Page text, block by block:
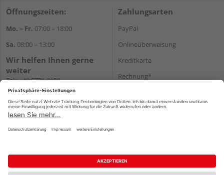
Öffnungszeiten:
Mo. – Fr. 07:00 – 18:00
Sa. 08:00 – 13:00
Wir helfen Ihnen gerne
weiter
Tel.:+49 5771 9150
E-Mail:info@holz-hassfeld.de
WhatsApp
Zahlungsarten
PayPal
Onlineüberweisung
Kreditkarte
Rechnung*
Versand
Impressum AGB Widerruf
Datenschutz
Reservierungsbedingungen
Vertrag widerrufen